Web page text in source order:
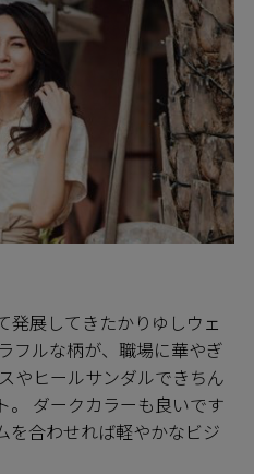
発展してきたかりゆしウェ
フルな柄が、職場に華やぎ
やヒールサンダルできちん
。 ダークカラーも良いです
を合わせれば軽やかなビジ